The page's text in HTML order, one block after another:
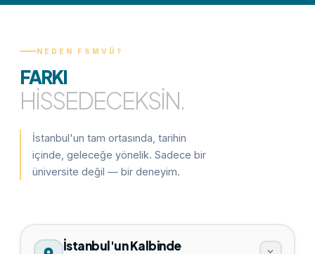
NEDEN FSMVÜ?
FARKI
HISSEDECEKSIN.
İstanbul'un tam ortasında, tarihin
içinde, geleceğe yönelik. Sadece bir
üniversite değil — bir deneyim.
İstanbul'un Kalbinde